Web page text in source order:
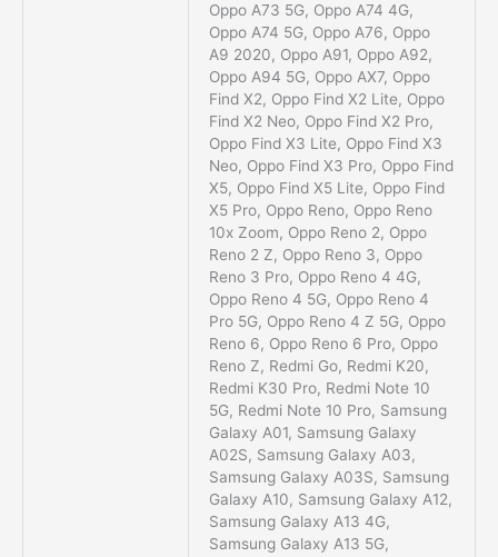
Oppo A73 5G, Oppo A74 4G,
Oppo A74 5G, Oppo A76, Oppo
A9 2020, Oppo A91, Oppo A92,
Oppo A94 5G, Oppo AX7, Oppo
Find X2, Oppo Find X2 Lite, Oppo
Find X2 Neo, Oppo Find X2 Pro,
Oppo Find X3 Lite, Oppo Find X3
Neo, Oppo Find X3 Pro, Oppo Find
X5, Oppo Find X5 Lite, Oppo Find
X5 Pro, Oppo Reno, Oppo Reno
10x Zoom, Oppo Reno 2, Oppo
Reno 2 Z, Oppo Reno 3, Oppo
Reno 3 Pro, Oppo Reno 4 4G,
Oppo Reno 4 5G, Oppo Reno 4
Pro 5G, Oppo Reno 4 Z 5G, Oppo
Reno 6, Oppo Reno 6 Pro, Oppo
Reno Z, Redmi Go, Redmi K20,
Redmi K30 Pro, Redmi Note 10
5G, Redmi Note 10 Pro, Samsung
Galaxy A01, Samsung Galaxy
A02S, Samsung Galaxy A03,
Samsung Galaxy A03S, Samsung
Galaxy A10, Samsung Galaxy A12,
Samsung Galaxy A13 4G,
Samsung Galaxy A13 5G,